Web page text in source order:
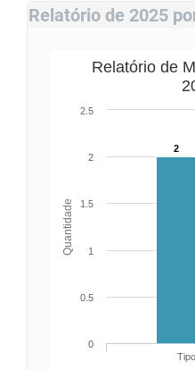
Relatório de 2025
Quantidade
Relatório de
2
0
0.5
1
1.5
2
2.5